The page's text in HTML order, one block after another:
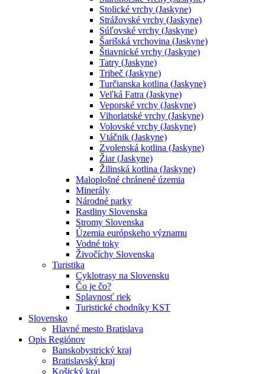
Stolické vrchy (Jaskyne)
Strážovské vrchy (Jaskyne)
Súľovské vrchy (Jaskyne)
Šarišská vrchovina (Jaskyne)
Štiavnické vrchy (Jaskyne)
Tatry (Jaskyne)
Tribeč (Jaskyne)
Turčianska kotlina (Jaskyne)
Veľká Fatra (Jaskyne)
Veporské vrchy (Jaskyne)
Vihorlatské vrchy (Jaskyne)
Volovské vrchy (Jaskyne)
Vtáčnik (Jaskyne)
Zvolenská kotlina (Jaskyne)
Žiar (Jaskyne)
Žilinská kotlina (Jaskyne)
Maloplošné chránené územia
Minerály
Národné parky
Rastliny Slovenska
Stromy Slovenska
Územia európskeho významu
Vodné toky
Živočíchy Slovenska
Turistika
Cyklotrasy na Slovensku
Čo je čo?
Splavnosť riek
Turistické chodníky KST
Slovensko
Hlavné mesto Bratislava
Opis Regiónov
Banskobystrický kraj
Bratislavský kraj
Košický kraj